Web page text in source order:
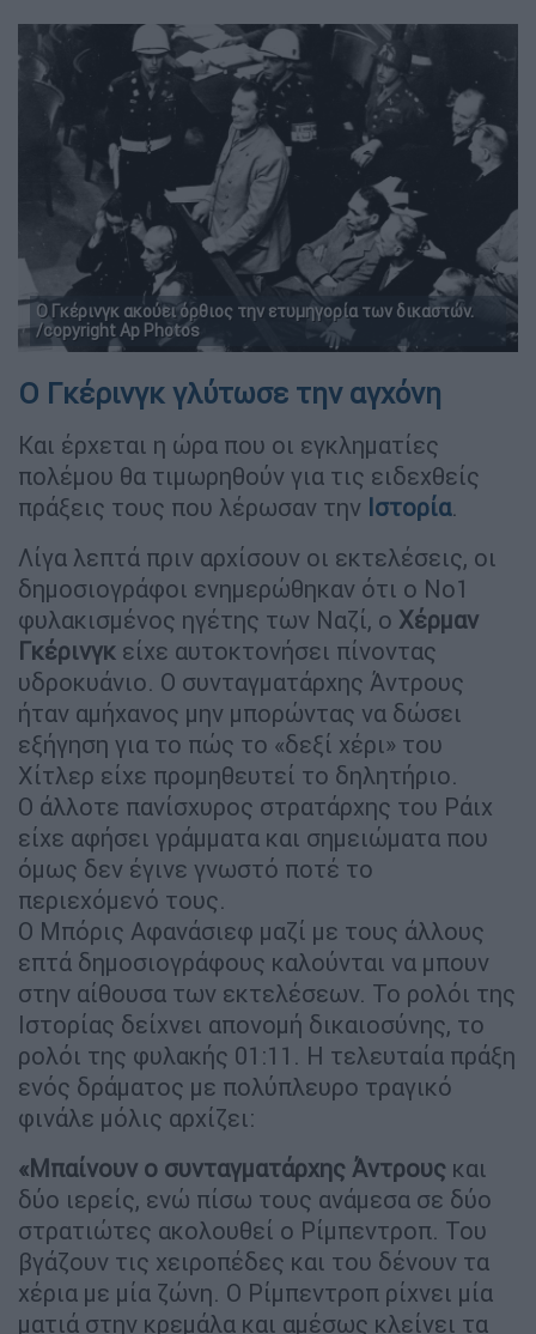
Ο Γκέρινγκ ακούει όρθιος την ετυμηγορία των δικαστών.
/copyright Ap Photos
Ο Γκέρινγκ γλύτωσε την αγχόνη
Και έρχεται η ώρα που οι εγκληματίες
πολέμου θα τιμωρηθούν για τις ειδεχθείς
πράξεις τους που λέρωσαν την Ιστορία.
Λίγα λεπτά πριν αρχίσουν οι εκτελέσεις, οι
δημοσιογράφοι ενημερώθηκαν ότι ο Νο1
φυλακισμένος ηγέτης των Ναζί, ο Χέρμαν
Γκέρινγκ είχε αυτοκτονήσει πίνοντας
υδροκυάνιο. Ο συνταγματάρχης Άντρους
ήταν αμήχανος μην μπορώντας να δώσει
εξήγηση για το πώς το «δεξί χέρι» του
Χίτλερ είχε προμηθευτεί το δηλητήριο.
Ο άλλοτε πανίσχυρος στρατάρχης του Ράιχ
είχε αφήσει γράμματα και σημειώματα που
όμως δεν έγινε γνωστό ποτέ το
περιεχόμενό τους.
Ο Μπόρις Αφανάσιεφ μαζί με τους άλλους
επτά δημοσιογράφους καλούνται να μπουν
στην αίθουσα των εκτελέσεων. Το ρολόι της
Ιστορίας δείχνει απονομή δικαιοσύνης, το
ρολόι της φυλακής 01:11. Η τελευταία πράξη
ενός δράματος με πολύπλευρο τραγικό
φινάλε μόλις αρχίζει:
«Μπαίνουν ο συνταγματάρχης Άντρους και
δύο ιερείς, ενώ πίσω τους ανάμεσα σε δύο
στρατιώτες ακολουθεί ο Ρίμπεντροπ. Του
βγάζουν τις χειροπέδες και του δένουν τα
χέρια με μία ζώνη. Ο Ρίμπεντροπ ρίχνει μία
ματιά στην κρεμάλα και αμέσως κλείνει τα